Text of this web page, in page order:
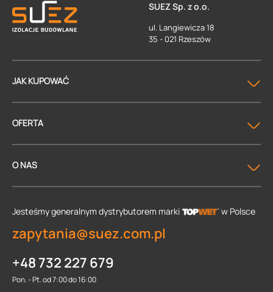
SUEZ Sp. z o.o.
ul. Langiewicza 18
35 - 021 Rzeszów
JAK KUPOWAĆ
OFERTA
O NAS
Jesteśmy generalnym dystrybutorem marki w Polsce
zapytania@suez.com.pl
+48 732 227 679
Pon. - Pt. od 7:00 do 16:00